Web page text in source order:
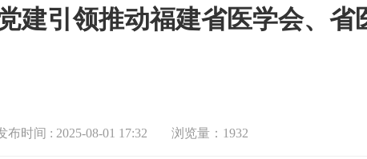
建引领推动福建省医学会、省
布时间 : 2025-08-01 17:32 浏览量：1932